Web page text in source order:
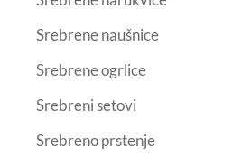
Srebrene naušnice
Srebrene ogrlice
Srebreni setovi
Srebreno prstenje